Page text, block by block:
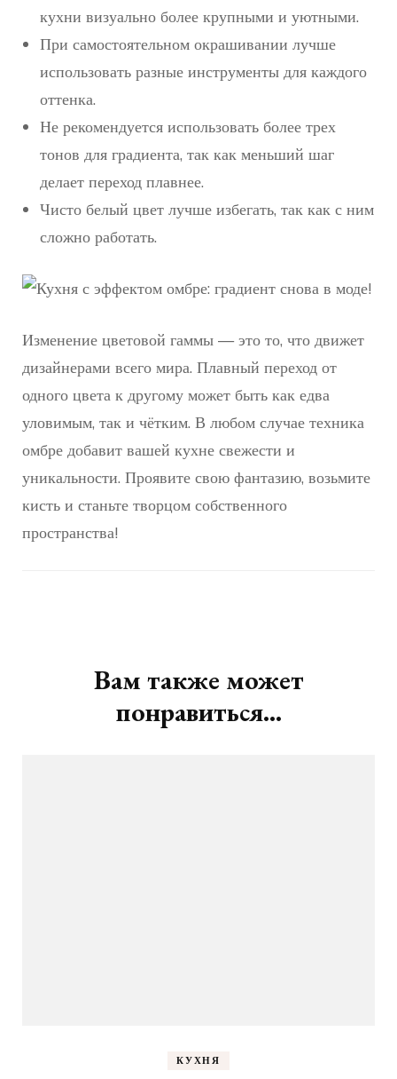
кухни визуально более крупными и уютными.
При самостоятельном окрашивании лучше
использовать разные инструменты для каждого
оттенка.
Не рекомендуется использовать более трех
тонов для градиента, так как меньший шаг
делает переход плавнее.
Чисто белый цвет лучше избегать, так как с ним
сложно работать.
Изменение цветовой гаммы — это то, что движет
дизайнерами всего мира. Плавный переход от
одного цвета к другому может быть как едва
уловимым, так и чётким. В любом случае техника
омбре добавит вашей кухне свежести и
уникальности. Проявите свою фантазию, возьмите
кисть и станьте творцом собственного
пространства!
записямВам также может
понравиться...
КУХНЯ